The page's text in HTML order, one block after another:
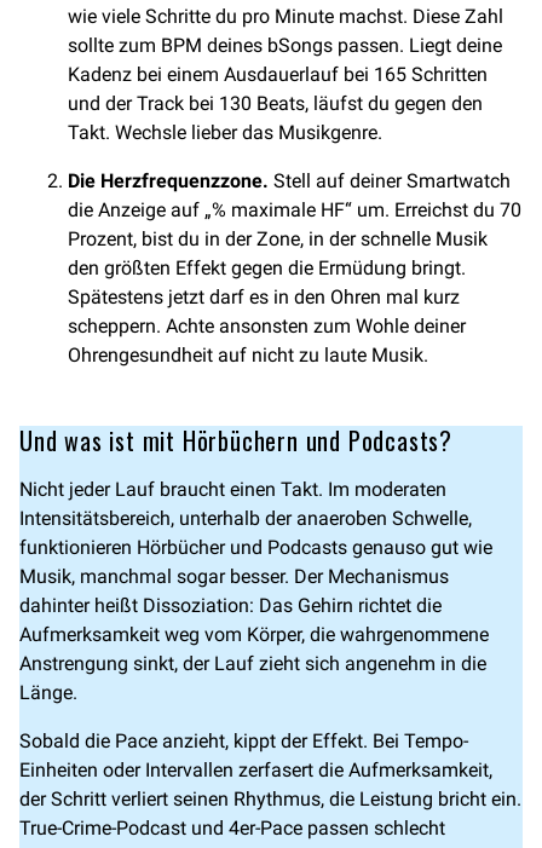
wie viele Schritte du pro Minute machst. Diese Zahl
sollte zum BPM deines bSongs passen. Liegt deine
Kadenz bei einem Ausdauerlauf bei 165 Schritten
und der Track bei 130 Beats, läufst du gegen den
Takt. Wechsle lieber das Musikgenre.
Die Herzfrequenzzone. Stell auf deiner Smartwatch
die Anzeige auf „% maximale HF“ um. Erreichst du 70
Prozent, bist du in der Zone, in der schnelle Musik
den größten Effekt gegen die Ermüdung bringt.
Spätestens jetzt darf es in den Ohren mal kurz
scheppern. Achte ansonsten zum Wohle deiner
Ohrengesundheit auf nicht zu laute Musik.
Und was ist mit Hörbüchern und Podcasts?
Nicht jeder Lauf braucht einen Takt. Im moderaten
Intensitätsbereich, unterhalb der anaeroben Schwelle,
funktionieren Hörbücher und Podcasts genauso gut wie
Musik, manchmal sogar besser. Der Mechanismus
dahinter heißt Dissoziation: Das Gehirn richtet die
Aufmerksamkeit weg vom Körper, die wahrgenommene
Anstrengung sinkt, der Lauf zieht sich angenehm in die
Länge.
Sobald die Pace anzieht, kippt der Effekt. Bei Tempo-
Einheiten oder Intervallen zerfasert die Aufmerksamkeit,
der Schritt verliert seinen Rhythmus, die Leistung bricht ein.
True-Crime-Podcast und 4er-Pace passen schlecht